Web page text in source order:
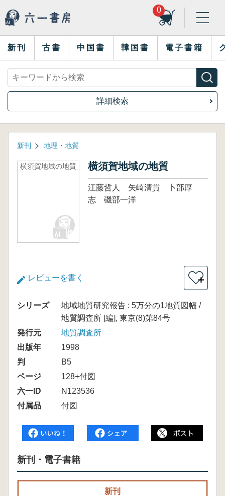
0
新刊 古書 中国書 韓国書 電子書籍
詳細検索
新刊 地理・地質
横須賀地域の地質 横須賀地域の地質
江藤哲人 矢崎清貫 卜部厚
志 磯部一洋
レビューを書く ＋
シリーズ
地域地質研究報告 : 5万分の1地質図幅 /
地質調査所 [編], 東京(8)第84号
発行元
地質調査所
出版年
1998
判
B5
ページ
128+付図
六一ID
N123536
付属品
付図
新刊・電子書籍
新刊